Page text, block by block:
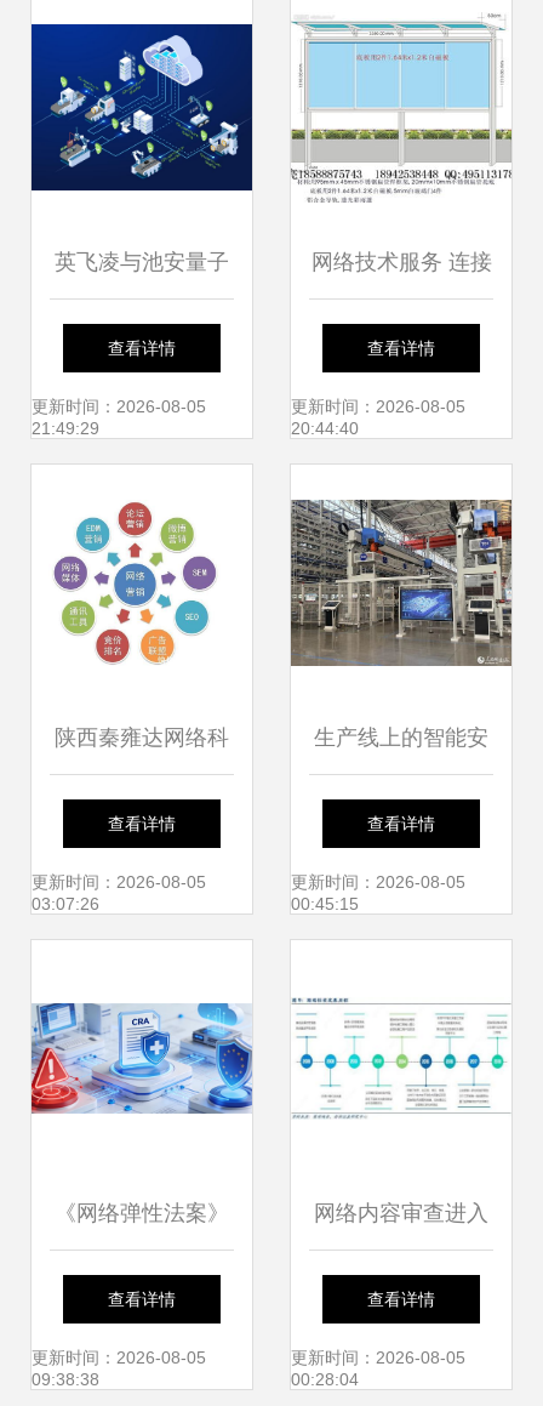
英飞凌与池安量子
联合研发抗量子攻
击信息安全方案，
型安全新篇章
查看详情
更新时间：2026-08-05
21:49:29
网络技术服务 连接
数字世界的桥梁
查看详情
更新时间：2026-08-05
20:44:40
陕西秦雍达网络科
技 以技术之力赋能
网络服务新篇章
查看详情
更新时间：2026-08-05
03:07:26
生产线上的智能安
全密码 山东济南网
络技术服务的场景
查看详情
更新时间：2026-08-05
00:45:15
《网络弹性法案》
合规倒计时 出海欧
盟厂商的应对之道
查看详情
更新时间：2026-08-05
09:38:38
网络内容审查进入
黄金发展期，VPN
服务等四大细分领
查看详情
更新时间：2026-08-05
00:28:04